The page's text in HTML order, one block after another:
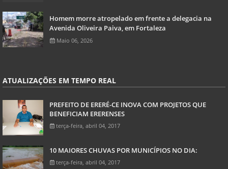
Homem morre atropelado em frente a delegacia na
Avenida Oliveira Paiva, em Fortaleza
Maio 06, 2026
ATUALIZAÇÕES EM TEMPO REAL
PREFEITO DE ERERÉ-CE INOVA COM PROJETOS QUE
BENEFICIAM ERERENSES
terça-feira, abril 04, 2017
10 MAIORES CHUVAS POR MUNICÍPIOS NO DIA:
terça-feira, abril 04, 2017